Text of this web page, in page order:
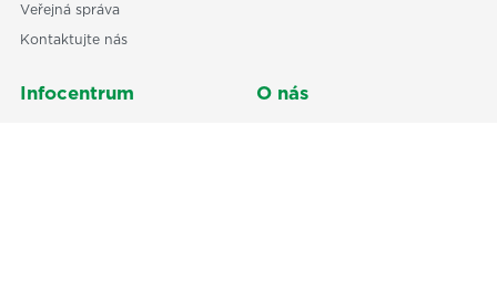
Veřejná správa
Kontaktujte nás
Infocentrum O nás